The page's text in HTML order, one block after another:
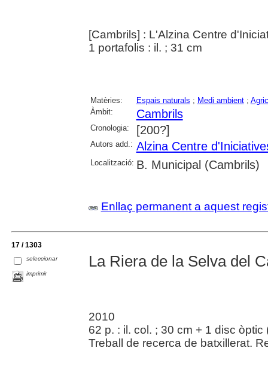
[Cambrils] : L'Alzina Centre
1 portafolis : il. ; 31 cm
Matèries: Espais naturals ; Medi ambient;
Àmbit:
Cambrils
Cronologia: [200?]
Autors add.: Alzina Centre
Localització: B. Municipal (Cambrils)
Enllaç permanent a aquest
17 / 1303
seleccionar
imprimir
La Riera de la Selva del
2010
62 p. : il. col. ; 30 cm + 1 disc òptic
Treball de recerca de batxillerat.